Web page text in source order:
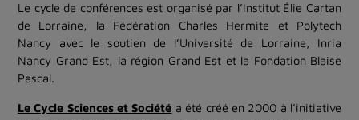
Le cycle de conférences est organisé par l’Institut Élie Cartan
de Lorraine, la Fédération Charles Hermite et Polytech
Nancy avec le soutien de l’Université de Lorraine, Inria
Nancy Grand Est, la région Grand Est et la Fondation Blaise
Pascal.
Le Cycle Sciences et Société a été créé en 2000 à l’initiative